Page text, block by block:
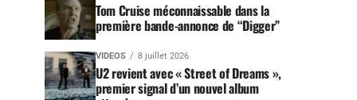
Tom Cruise méconnaissable dans la
première bande-annonce de “Digger”
VIDEOS 8 juillet 2026
U2 revient avec « Street of Dreams »,
premier signal d’un nouvel album